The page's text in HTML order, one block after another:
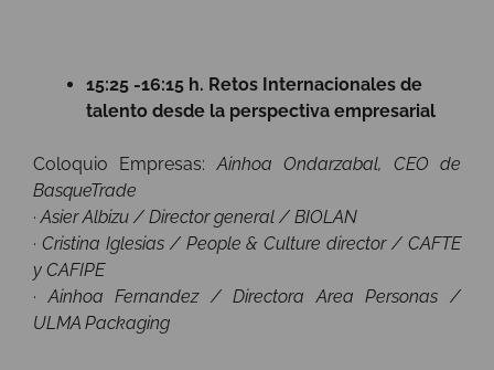
15:25 -16:15 h. Retos Internacionales de
talento desde la perspectiva empresarial
Coloquio Empresas:Ainhoa Ondarzabal, CEO de
BasqueTrade
· Asier Albizu / Director general / BIOLAN
· Cristina Iglesias / People & Culture director / CAFTE
y CAFIPE
· Ainhoa Fernandez / Directora Area Personas /
ULMA Packaging